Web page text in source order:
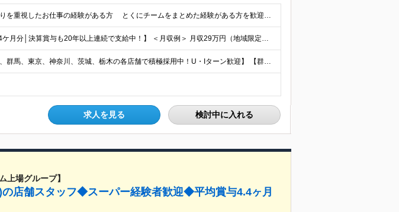
◆人との関わりを重視したお仕事の経験がある方 とくにチームをまとめた経験がある方を歓迎します ┗例えば… □スーパーマーケット・ホームセンター・ドラッグストアなどの 小売業でチームをまと
【賞与平均2.4ケ月分│決算賞与も20年以上連続で支給中！】 ＜月収例＞ 月収29万円（地域限定正社員／残業代・各種手当含む） 月収26万円（契約社員／残業代・各種手当含む） ◆月給：月給258,
【埼玉、千葉、群馬、東京、神奈川、茨城、栃木の各店舗で積極採用中！U・Iターン歓迎】 【群馬県】 安中/伊勢崎/太田/桐生/高崎/館林/富岡/ 中之条/藤岡/前橋 【茨城県】 古河/取手/竜ヶ崎
求人を見る 検討中に入れる
上場グループ】
店舗スタッフ◆スーパー経験者歓迎◆平均賞与4.4ヶ月